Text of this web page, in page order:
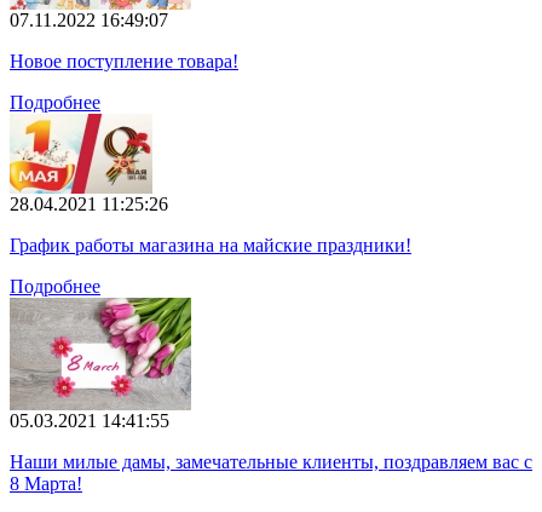
07.11.2022 16:49:07
Новое поступление товара!
Подробнее
28.04.2021 11:25:26
График работы магазина на майские праздники!
Подробнее
05.03.2021 14:41:55
Наши милые дамы, замечательные клиенты, поздравляем вас с
8 Марта!